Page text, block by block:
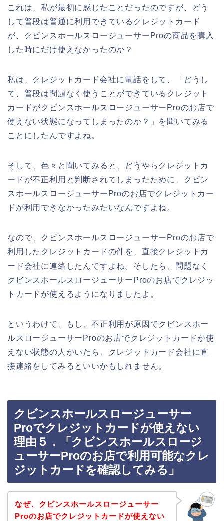
これは、私が最初に感じたことだったのですが、どう
して普段は普通に利用できているクレジットカード
が、クビンスホールスロージューサーProの商品を購入
した時にだけ使えなかったのか？
私は、クレジットカード会社に電話をして、「どうし
て、普段は問題なく使うことができているクレジット
カードがクビンスホールスロージューサーProのお店で
使えない状態になってしまったのか？」を聞いてみる
ことにしたんですよね。
そして、色々と聞いてみると、どうやらクレジットカ
ードが不正利用と判断されてしまったために、クビン
スホールスロージューサーProのお店でクレジットカー
ドが利用できなかったみたいなんですよね。
なので、クビンスホールスロージューサーProのお店で
利用したクレジットカードの件を、直接クレジットカ
ード会社に連絡したんですよね。そしたら、問題なく
クビンスホールスロージューサーProのお店でクレジッ
トカードが使えるようになりましたよ。
というわけで、もし、不正利用が原因でクビンスホー
ルスロージューサーProのお店でクレジットカードが使
えない状態の人がいたら、クレジットカード会社に直
接連絡をしてみるといいかもしれません。
クビンスホールスロージューサー
Proでクレジットカードが使えない
理由５．「クビンスホールスロージ
ューサーProのお店で利用可能なクレ
ジットカードを確認してみる」
なぜ、クビンスホールスロージューサー
Proのお店でクレジットカードが使えない